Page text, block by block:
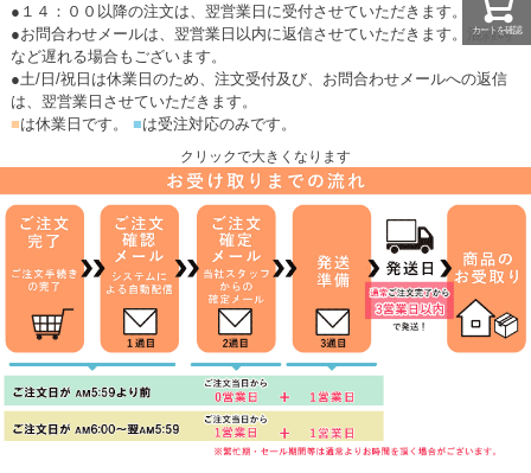
カートを確認
●１４：００以降の注文は、翌営業日に受付させていただきます。
●お問合わせメールは、翌営業日以内に返信させていただきます。混雑時
など遅れる場合もございます。
●土/日/祝日は休業日のため、注文受付及び、お問合わせメールへの返信
は、翌営業日させていただきます。
■は休業日です。 ■は受注対応のみです。
クリックで大きくなります